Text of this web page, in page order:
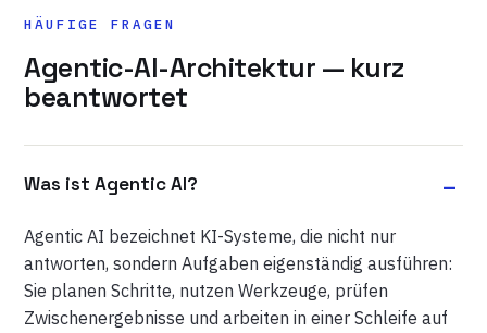
HÄUFIGE FRAGEN
Agentic-AI-Architektur — kurz
beantwortet
Was ist Agentic AI?
Agentic AI bezeichnet KI-Systeme, die nicht nur
antworten, sondern Aufgaben eigenständig ausführen:
Sie planen Schritte, nutzen Werkzeuge, prüfen
Zwischenergebnisse und arbeiten in einer Schleife auf